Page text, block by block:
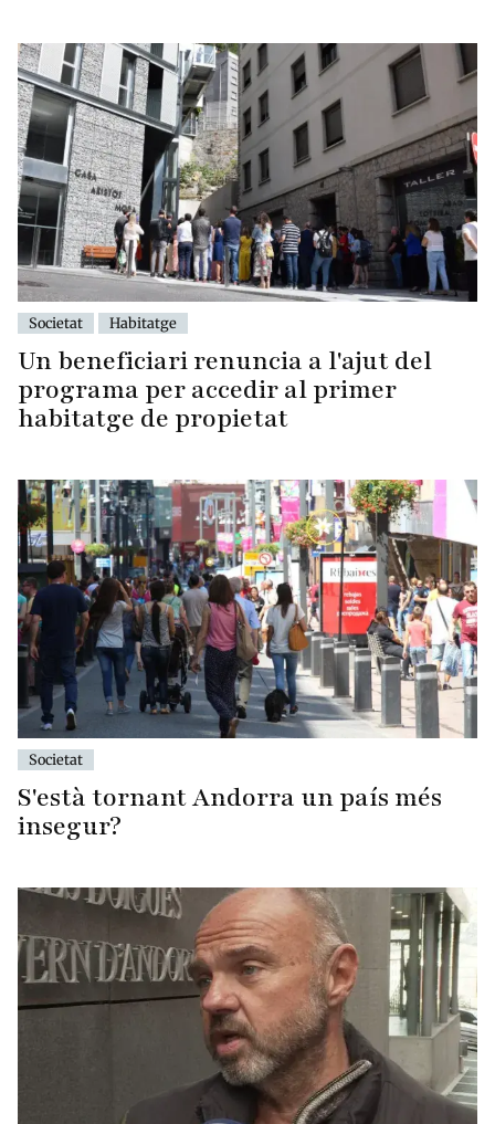
Societat Habitatge
Un beneficiari renuncia a l'ajut del
programa per accedir al primer
habitatge de propietat
Societat
S'està tornant Andorra un país més
insegur?